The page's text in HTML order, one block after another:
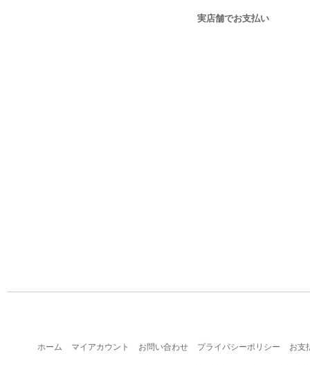
実店舗でお支払い
ホーム マイアカウント お問い合わせ プライバシーポリシー お支